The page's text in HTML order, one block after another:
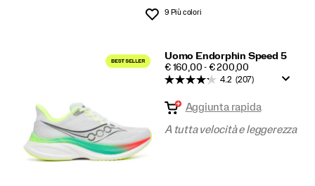
Lista dei desideri
9 Più colori
Uomo Endorphin Speed 5
PRICE
€ 160,00 - € 200,00
4.2 (207)
Aggiunta rapida
A tutta velocità e leggerezza